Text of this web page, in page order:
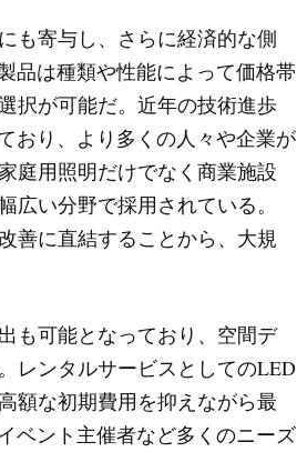
も寄与し、さらに経済的な側
品は種類や性能によって価格帯
択が可能だ。近年の技術進歩
おり、より多くの人々や企業が
庭用照明だけでなく商業施設
い分野で採用されている。
善に直結することから、大規
も可能となっており、空間デ
レンタルサービスとしてのLED
額な初期費用を抑えながら最
ベント主催者など多くのニーズ